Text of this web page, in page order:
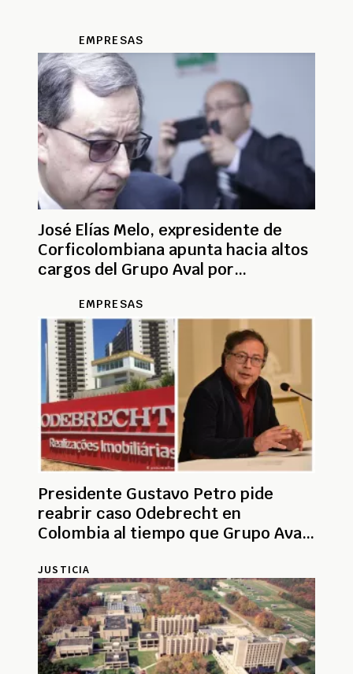
EMPRESAS
José Elías Melo, expresidente de
Corficolombiana apunta hacia altos
cargos del Grupo Aval por
EMPRESAS
Presidente Gustavo Petro pide
reabrir caso Odebrecht en
Colombia al tiempo que Grupo Aval
JUSTICIA